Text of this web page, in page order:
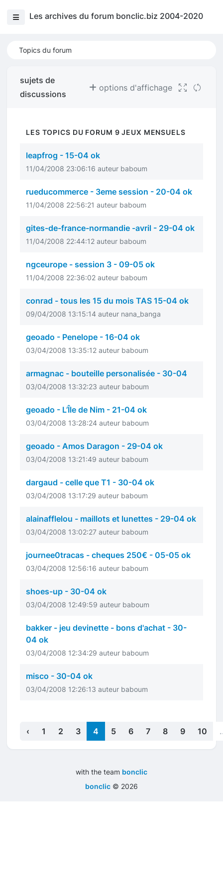
Les archives du forum bonclic.biz 2004-2020
Topics du forum
sujets de
discussions
options d'affichage
LES TOPICS DU FORUM 9 JEUX MENSUELS
leapfrog - 15-04 ok
11/04/2008 23:06:16 auteur baboum
rueducommerce - 3eme session - 20-04 ok
11/04/2008 22:56:21 auteur baboum
gites-de-france-normandie -avril - 29-04 ok
11/04/2008 22:44:12 auteur baboum
ngceurope - session 3 - 09-05 ok
11/04/2008 22:36:02 auteur baboum
conrad - tous les 15 du mois TAS 15-04 ok
09/04/2008 13:15:14 auteur nana_banga
geoado - Penelope - 16-04 ok
03/04/2008 13:35:12 auteur baboum
armagnac - bouteille personalisée - 30-04
03/04/2008 13:32:23 auteur baboum
geoado - L’Île de Nim - 21-04 ok
03/04/2008 13:28:24 auteur baboum
geoado - Amos Daragon - 29-04 ok
03/04/2008 13:21:49 auteur baboum
dargaud - celle que T1 - 30-04 ok
03/04/2008 13:17:29 auteur baboum
alainafflelou - maillots et lunettes - 29-04 ok
03/04/2008 13:02:27 auteur baboum
journee0tracas - cheques 250€ - 05-05 ok
03/04/2008 12:56:16 auteur baboum
shoes-up - 30-04 ok
03/04/2008 12:49:59 auteur baboum
bakker - jeu devinette - bons d'achat - 30-
04 ok
03/04/2008 12:34:29 auteur baboum
misco - 30-04 ok
03/04/2008 12:26:13 auteur baboum
‹ 1 2 3 4 5 6 7 8 9 10
with the team bonclic
bonclic © 2026